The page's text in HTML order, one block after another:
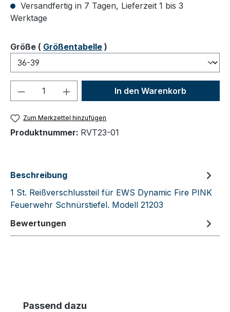
Versandfertig in 7 Tagen, Lieferzeit 1 bis 3
Werktage
Größeauswählen
( Größentabelle )
Produkt Anzahl: Gib denIn den Warenkorb
Zum Merkzettel hinzufügen
Produktnummer: RVT23-01
Beschreibung
1 St. Reißverschlussteil für EWS Dynamic Fire PINK
Feuerwehr Schnürstiefel. Modell 21203
Bewertungen
Produktgalerie überspringen
Passend dazu